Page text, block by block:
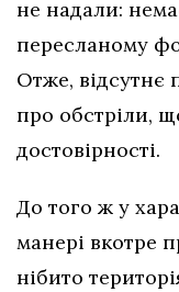
не надали:
пересланому
Отже, відсутнє
про обстріли,
достовірності.
До того ж у
манері вкотре
нібито